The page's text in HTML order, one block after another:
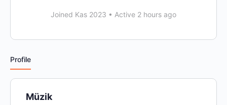
Joined Kas 2023 • Active 2 hours ago
Profile
Müzik